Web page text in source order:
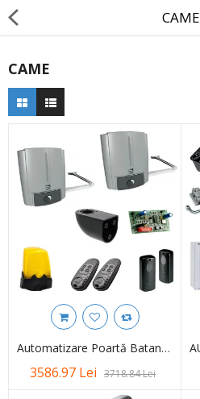
Porti Culisante
Bariere Auto
Automatizare usi garaj
Telecomenzi porti
Automatizare Rulouri Ext
Automatizare Grilaje Metalice
CAME
CAME
Automatizare Poartă Batantă CAME FAST 70 KIT FULL – 001U1873
3586.97 Lei 3718.84 Lei